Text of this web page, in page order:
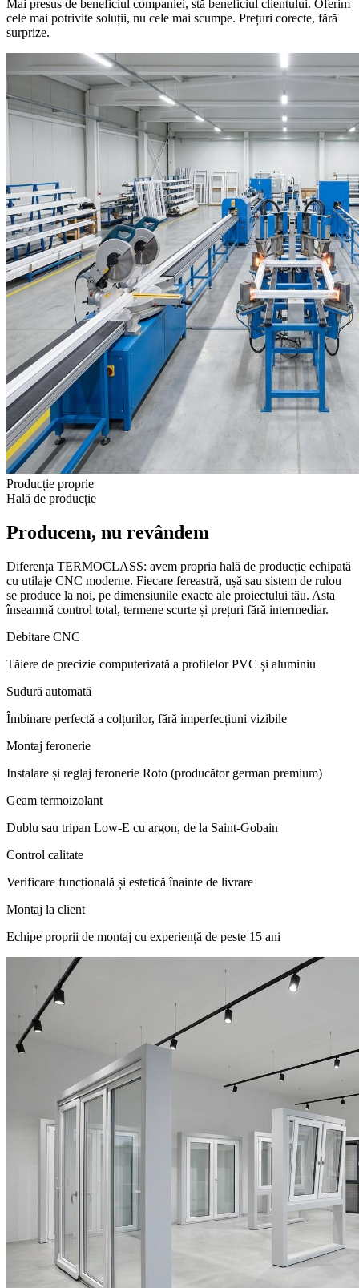
Mai presus de beneficiul companiei, stă beneficiul clientului. Oferim
cele mai potrivite soluții, nu cele mai scumpe. Prețuri corecte, fără
surprize.
Producție proprie
Hală de producție
Producem, nu revândem
Diferența TERMOCLASS: avem propria hală de producție echipată
cu utilaje CNC moderne. Fiecare fereastră, ușă sau sistem de rulou
se produce la noi, pe dimensiunile exacte ale proiectului tău. Asta
înseamnă control total, termene scurte și prețuri fără intermediar.
Debitare CNC
Tăiere de precizie computerizată a profilelor PVC și aluminiu
Sudură automată
Îmbinare perfectă a colțurilor, fără imperfecțiuni vizibile
Montaj feronerie
Instalare și reglaj feronerie Roto (producător german premium)
Geam termoizolant
Dublu sau tripan Low-E cu argon, de la Saint-Gobain
Control calitate
Verificare funcțională și estetică înainte de livrare
Montaj la client
Echipe proprii de montaj cu experiență de peste 15 ani